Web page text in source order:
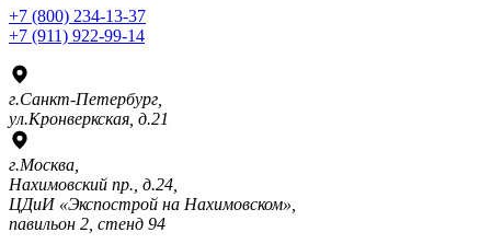
+7 (800) 234-13-37
+7 (911) 922-99-14
г.Санкт-Петербург,
ул.Кронверкская, д.21
г.Москва,
Нахимовский пр., д.24,
ЦДиИ «Экспострой на Нахимовском»,
павильон 2, стенд 94